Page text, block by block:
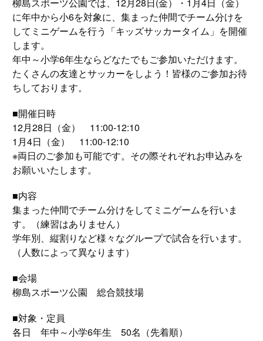
に年中から小6を対象に、集まった仲間でチーム分けを
してミニゲームを行う「キッズサッカータイム」を開催
します。
年中～小学6年生ならどなたでもご参加いただけます。
たくさんの友達とサッカーをしよう！皆様のご参加お待
ちしております。
■開催日時
12月28日（金） 11:00-12:10
1月4日（金） 11:00-12:10
※両日のご参加も可能です。その際それぞれお申込みを
お願いいたします。
■内容
集まった仲間でチーム分けをしてミニゲームを行いま
す。（練習はありません）
学年別、縦割りなど様々なグループで試合を行います。
（人数によって異なります）
■会場
柳島スポーツ公園 総合競技場
■対象・定員
各日 年中～小学6年生 50名（先着順）